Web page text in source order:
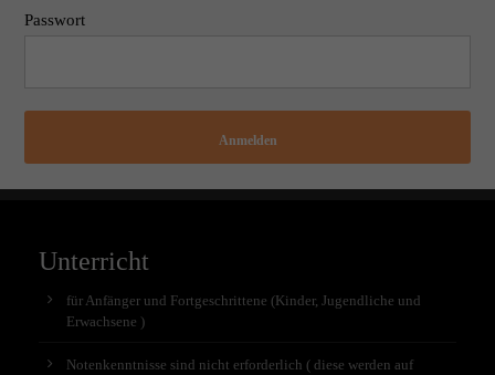
Passwort
Anmelden
Unterricht
für Anfänger und Fortgeschrittene (Kinder, Jugendliche und
Erwachsene )
Notenkenntnisse sind nicht erforderlich ( diese werden auf